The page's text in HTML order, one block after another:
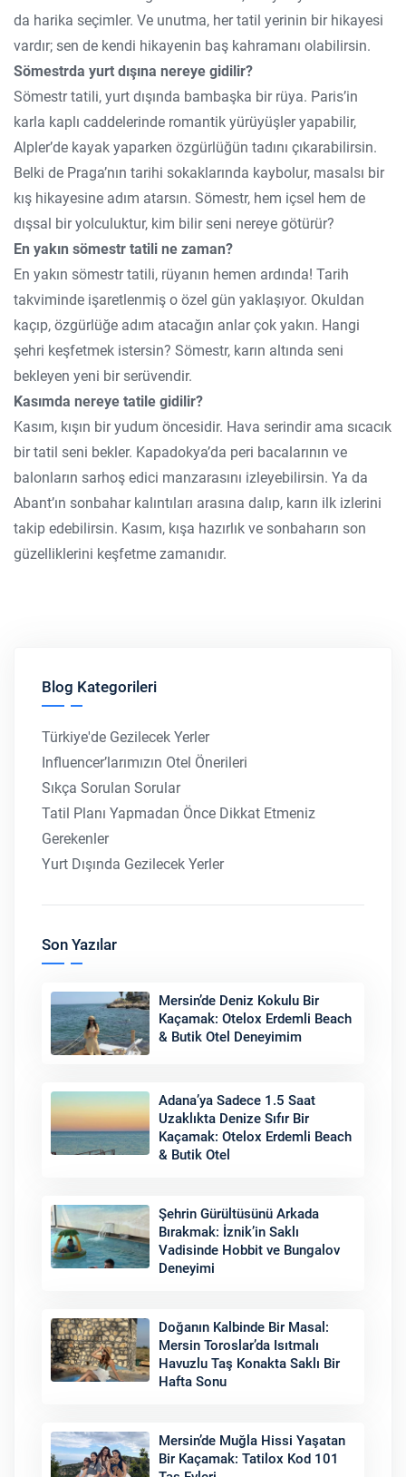
da harika seçimler. Ve unutma, her tatil yerinin bir hikayesi
vardır; sen de kendi hikayenin baş kahramanı olabilirsin.
Sömestrda yurt dışına nereye gidilir?
Sömestr tatili, yurt dışında bambaşka bir rüya. Paris’in
karla kaplı caddelerinde romantik yürüyüşler yapabilir,
Alpler’de kayak yaparken özgürlüğün tadını çıkarabilirsin.
Belki de Praga’nın tarihi sokaklarında kaybolur, masalsı bir
kış hikayesine adım atarsın. Sömestr, hem içsel hem de
dışsal bir yolculuktur, kim bilir seni nereye götürür?
En yakın sömestr tatili ne zaman?
En yakın sömestr tatili, rüyanın hemen ardında! Tarih
takviminde işaretlenmiş o özel gün yaklaşıyor. Okuldan
kaçıp, özgürlüğe adım atacağın anlar çok yakın. Hangi
şehri keşfetmek istersin? Sömestr, karın altında seni
bekleyen yeni bir serüvendir.
Kasımda nereye tatile gidilir?
Kasım, kışın bir yudum öncesidir. Hava serindir ama sıcacık
bir tatil seni bekler. Kapadokya’da peri bacalarının ve
balonların sarhoş edici manzarasını izleyebilirsin. Ya da
Abant’ın sonbahar kalıntıları arasına dalıp, karın ilk izlerini
takip edebilirsin. Kasım, kışa hazırlık ve sonbaharın son
güzelliklerini keşfetme zamanıdır.
Blog Kategorileri
Türkiye'de Gezilecek Yerler
Influencer’larımızın Otel Önerileri
Sıkça Sorulan Sorular
Tatil Planı Yapmadan Önce Dikkat Etmeniz
Gerekenler
Yurt Dışında Gezilecek Yerler
Son Yazılar
Mersin’de Deniz Kokulu Bir
Kaçamak: Otelox Erdemli Beach
& Butik Otel Deneyimim
Adana’ya Sadece 1.5 Saat
Uzaklıkta Denize Sıfır Bir
Kaçamak: Otelox Erdemli Beach
& Butik Otel
Şehrin Gürültüsünü Arkada
Bırakmak: İznik’in Saklı
Vadisinde Hobbit ve Bungalov
Deneyimi
Doğanın Kalbinde Bir Masal:
Mersin Toroslar’da Isıtmalı
Havuzlu Taş Konakta Saklı Bir
Hafta Sonu
Mersin’de Muğla Hissi Yaşatan
Bir Kaçamak: Tatilox Kod 101